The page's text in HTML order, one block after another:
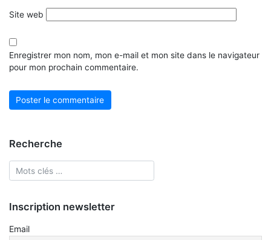
Site web
Enregistrer mon nom, mon e-mail et mon site dans le navigateur
pour mon prochain commentaire.
Recherche
Inscription newsletter
Email